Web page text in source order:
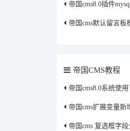
帝国cms8.0插件
帝国cms默认留言板模板加
帝国CMS教程
帝国cms8.0系统使用了微信账号登录或
帝国cms扩展变量新增
帝国cms 复选框字段分隔